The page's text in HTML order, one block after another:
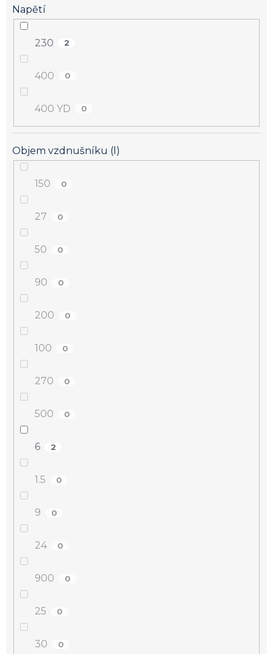
Napětí
230 2
400 0
400 YD 0
Objem vzdnušníku (l)
150 0
27 0
50 0
90 0
200 0
100 0
270 0
500 0
6 2
1.5 0
9 0
24 0
900 0
25 0
30 0